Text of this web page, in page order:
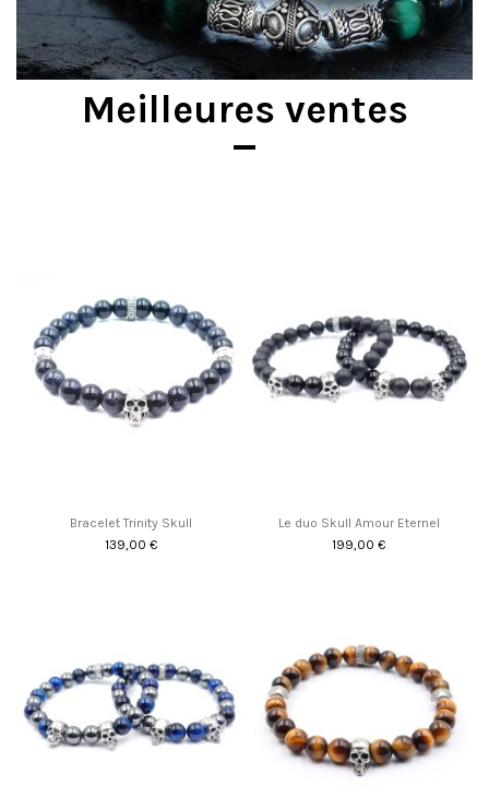
Meilleures ventes
Bracelet Trinity Skull
139,00 €
Le duo Skull Amour Eternel
199,00 €